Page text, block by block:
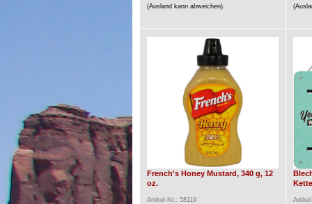
(Ausland kann abweichen).
French's Honey Mustard, 340 g, 12
oz.
Artikel-Nr.: 58119